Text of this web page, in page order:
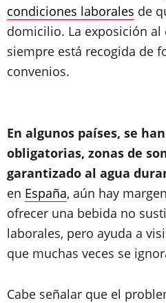
condiciones laborales de
domicilio. La exposición
siempre está recogida de
convenios.
En algunos países, se
obligatorias, zonas de
garantizado al agua
en España, aún hay
ofrecer una bebida no
laborales, pero ayuda a
que muchas veces se
Cabe señalar que el